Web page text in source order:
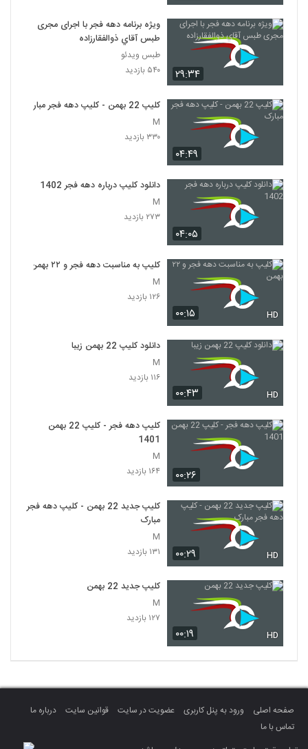
۲۹:۳۴
ویژه برنامه دهه فجر با اجرای مجری
طبس آقاي ذوالفقارزاده
طبس ويدئو
۵۴۰ بازدید
۰۴:۴۹
کلیپ 22 بهمن - کلیپ دهه فجر مبارک
M
۳۳۰ بازدید
۰۴:۰۵
دانلود کلیپ درباره دهه فجر 1402
M
۲۷۳ بازدید
۰۰:۱۵ HD
کلیپ به مناسبت دهه فجر و ۲۲ بهمن
M
۱۲۶ بازدید
۰۰:۴۳ HD
دانلود کلیپ 22 بهمن زیبا
M
۱۱۶ بازدید
۰۰:۲۶
کلیپ دهه فجر - کلیپ 22 بهمن
1401
M
۱۶۴ بازدید
۰۰:۲۹ HD
کلیپ جدید 22 بهمن - کلیپ دهه فجر
مبارک
M
۱۳۱ بازدید
۰۰:۱۹ HD
کلیپ جدید 22 بهمن
M
۱۲۷ بازدید
صفحه اصلی ورود به پنل کاربری عضویت در سایت قوانین سایت
درباره ما
تماس با ما